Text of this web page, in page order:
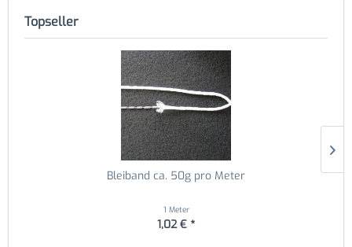
Topseller
Bleiband ca. 50g pro Meter
1 Meter
1,02 € *